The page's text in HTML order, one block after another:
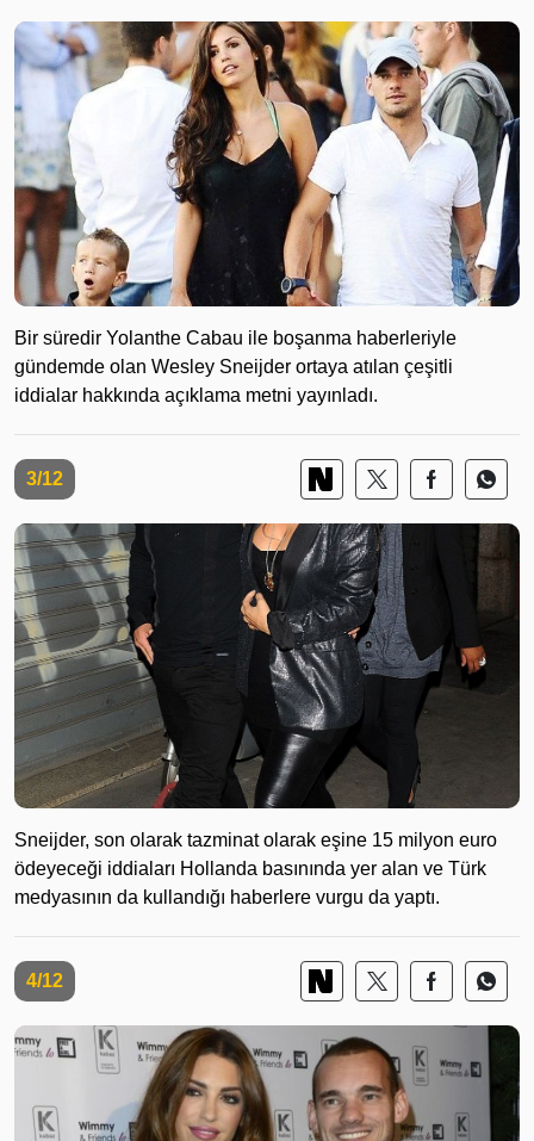
Bir süredir Yolanthe Cabau ile boşanma haberleriyle
gündemde olan Wesley Sneijder ortaya atılan çeşitli
iddialar hakkında açıklama metni yayınladı.
3/12
Sneijder, son olarak tazminat olarak eşine 15 milyon euro
ödeyeceği iddiaları Hollanda basınında yer alan ve Türk
medyasının da kullandığı haberlere vurgu da yaptı.
4/12